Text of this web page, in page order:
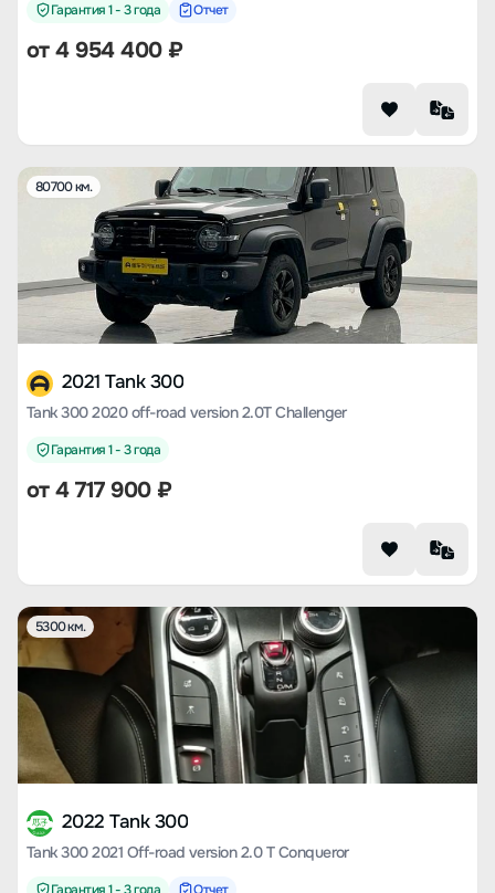
Гарантия 1 - 3 года Отчет
от4 954 400₽
80700 км.
2021 Tank 300
Tank 300 2020 off-road version 2.0T Challenger
Гарантия 1 - 3 года
от4 717 900₽
5300 км.
2022 Tank 300
Tank 300 2021 Off-road version 2.0 T Conqueror